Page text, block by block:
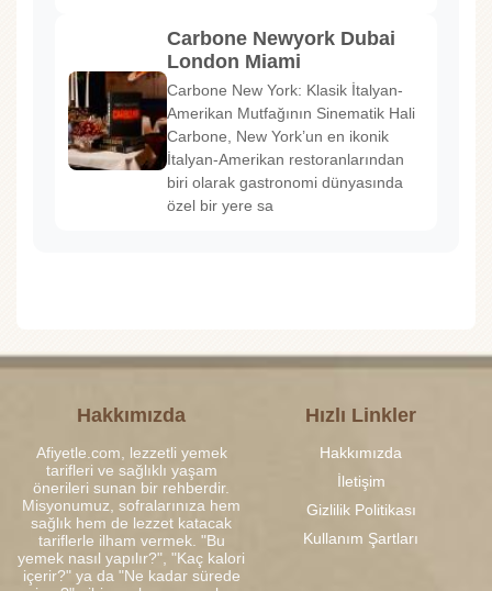
Carbone Newyork Dubai
London Miami
Carbone New York: Klasik İtalyan-
Amerikan Mutfağının Sinematik Hali
Carbone, New York’un en ikonik
İtalyan-Amerikan restoranlarından
biri olarak gastronomi dünyasında
özel bir yere sa
Hakkımızda
Afiyetle.com, lezzetli yemek
tarifleri ve sağlıklı yaşam
önerileri sunan bir rehberdir.
Misyonumuz, sofralarınıza hem
sağlık hem de lezzet katacak
tariflerle ilham vermek. "Bu
yemek nasıl yapılır?", "Kaç kalori
içerir?" ya da "Ne kadar sürede
Hızlı Linkler
Hakkımızda
İletişim
Gizlilik Politikası
Kullanım Şartları